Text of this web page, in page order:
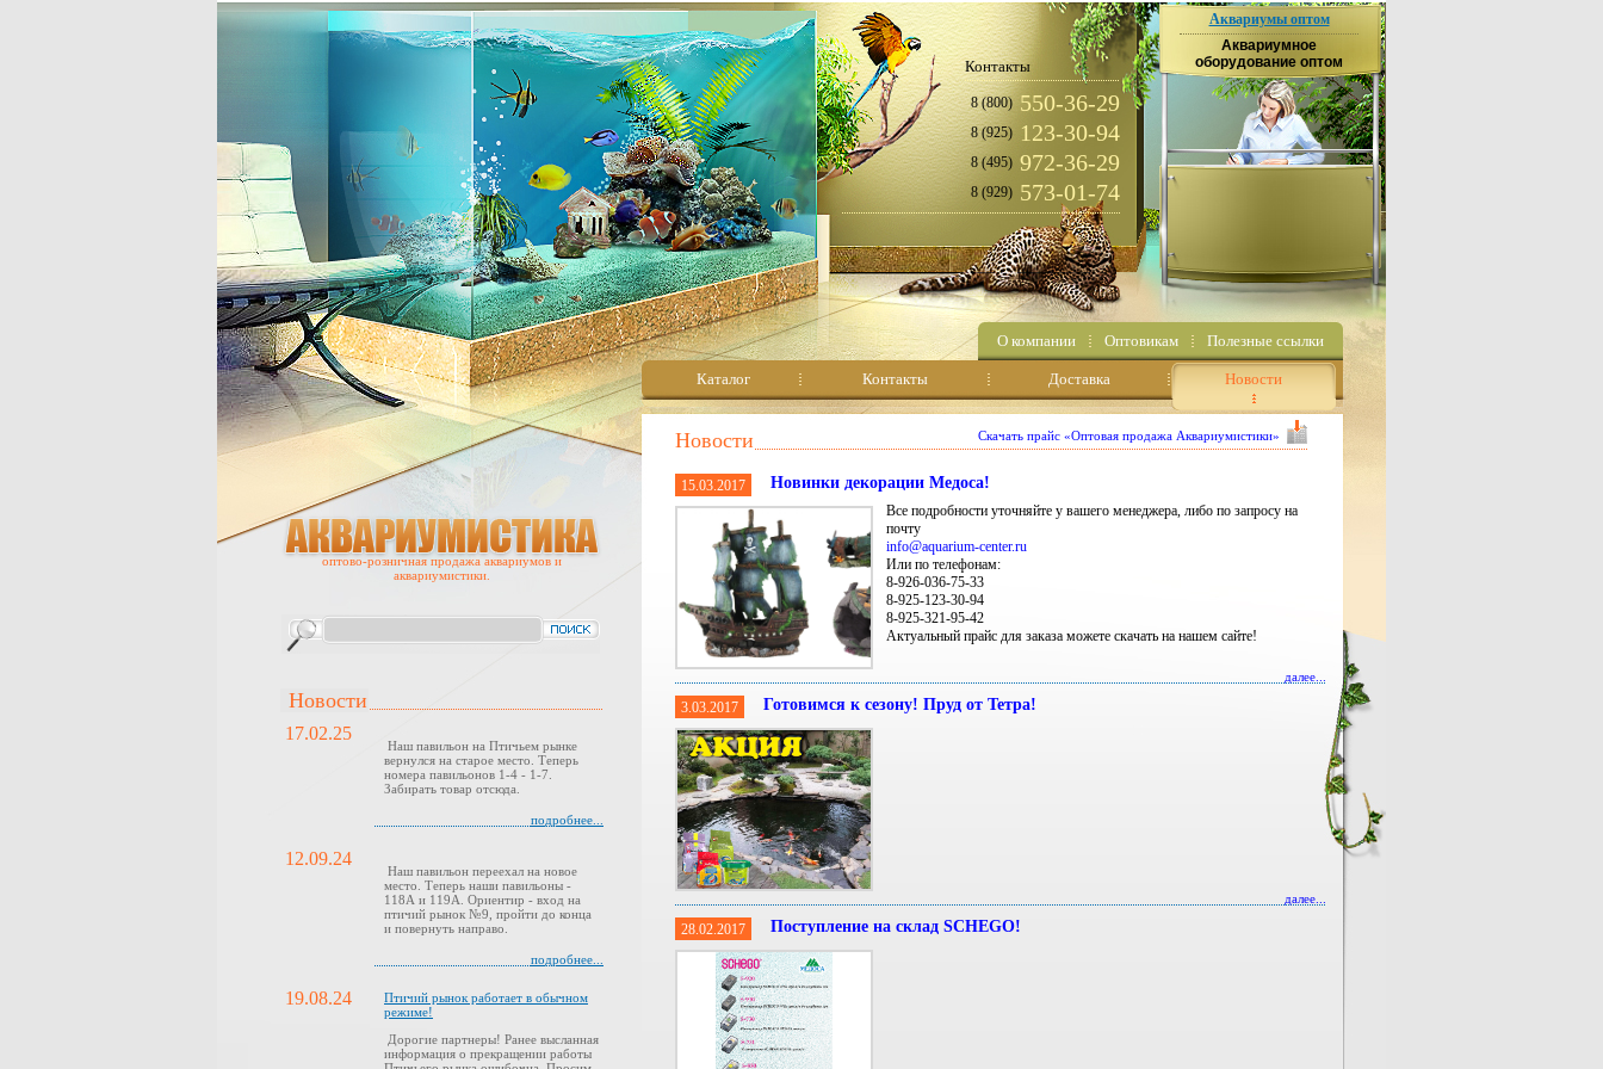
Контакты
8 (800) 550-36-29
8 (925) 123-30-94
8 (495) 972-36-29
8 (929) 573-01-74
Аквариумы оптом
Аквариумное
оборудование оптом
О компании Оптовикам Полезные ссылки
Каталог Контакты Доставка Новости
Новости Скачать прайс «Оптовая продажа Аквариумистики»
15.03.2017 Новинки декорации Медоса!
Все подробности уточняйте у вашего менеджера, либо по запросу на
почту
info@aquarium-center.ru
Или по телефонам:
8-926-036-75-33
8-925-123-30-94
8-925-321-95-42
Актуальный прайс для заказа можете скачать на нашем сайте!
далее...
3.03.2017 Готовимся к сезону! Пруд от Тетра!
далее...
28.02.2017 Поступление на склад SCHEGO!
оптово-розничная продажа аквариумов и
аквариумистики.
Новости
17.02.25
Наш павильон на Птичьем рынке
вернулся на старое место. Теперь
номера павильонов 1-4 - 1-7.
Забирать товар отсюда.
подробнее...
12.09.24
Наш павильон переехал на новое
место. Теперь наши павильоны -
118А и 119А. Ориентир - вход на
птичий рынок №9, пройти до конца
и повернуть направо.
подробнее...
19.08.24
Птичий рынок работает в обычном
режиме!
Дорогие партнеры! Ранее высланная
информация о прекращении работы